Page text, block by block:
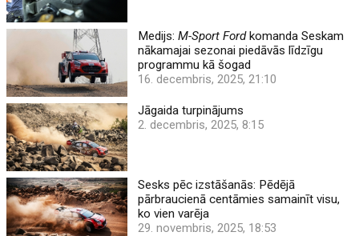
Medijs:M-Sport Fordkomanda Seskam
nākamajai sezonai piedāvās līdzīgu
programmu kā šogad
16. decembris, 2025, 21:10
Jāgaida turpinājums
2. decembris, 2025, 8:15
Sesks pēc izstāšanās: Pēdējā
pārbraucienā centāmies samainīt visu,
ko vien varēja
29. novembris, 2025, 18:53